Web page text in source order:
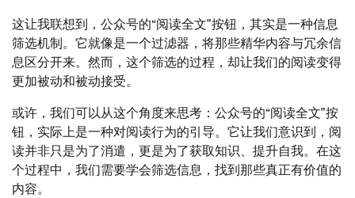
这让我联想到，公众号的“阅读全文”按钮，其实是一种信息
筛选机制。它就像是一个过滤器，将那些精华内容与冗余信
息区分开来。然而，这个筛选的过程，却让我们的阅读变得
更加被动和被动接受。
或许，我们可以从这个角度来思考：公众号的“阅读全文”按
钮，实际上是一种对阅读行为的引导。它让我们意识到，阅
读并非只是为了消遣，更是为了获取知识、提升自我。在这
个过程中，我们需要学会筛选信息，找到那些真正有价值的
内容。